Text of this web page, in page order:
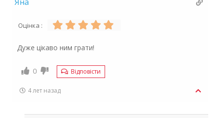
Оцінка :
Дуже цікаво ним грати!
0 Відповісти
4 лет назад